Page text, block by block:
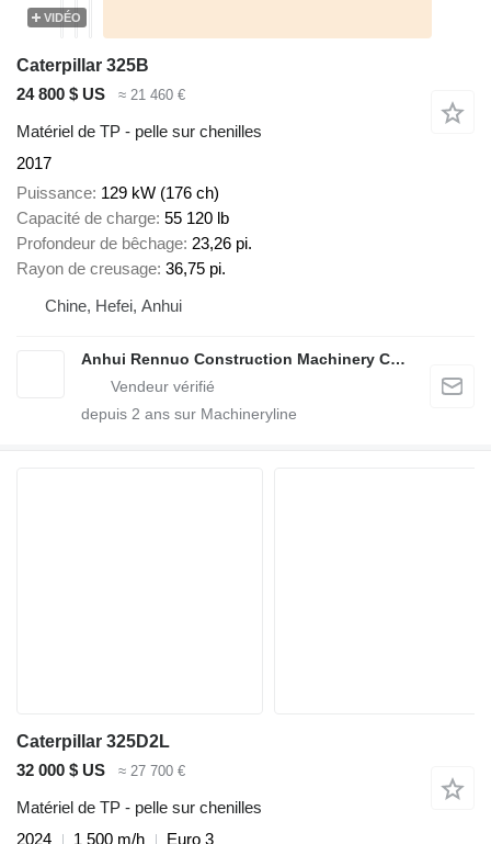
VIDÉO
Caterpillar 325B
24 800 $ US
≈ 21 460 €
Matériel de TP - pelle sur chenilles
2017
Puissance 129 kW (176 ch)
Capacité de charge 55 120 lb
Profondeur de bêchage 23,26 pi.
Rayon de creusage 36,75 pi.
Chine, Hefei, Anhui
Anhui Rennuo Construction Machinery Co., Ltd
depuis 2 ans sur Machineryline
Caterpillar 325D2L
32 000 $ US
≈ 27 700 €
Matériel de TP - pelle sur chenilles
2024
1 500 m/h
Euro 3